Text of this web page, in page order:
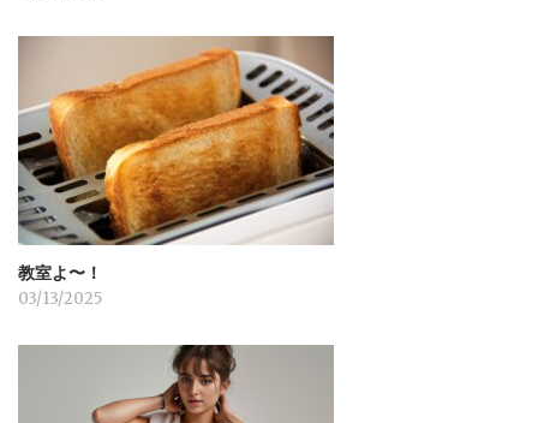
教室よ〜！
03/13/2025